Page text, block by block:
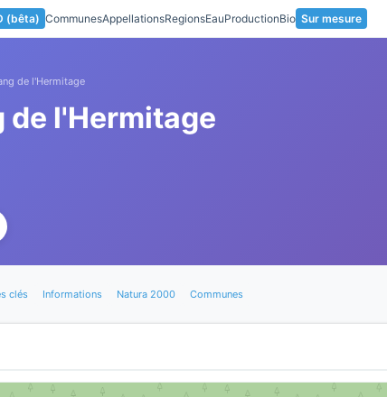
(bêta) CommunesAppellationsRegionsEauProductionBio Sur mesure
de l'Hermitage
de l'Hermitage
clés Informations Natura 2000 Communes